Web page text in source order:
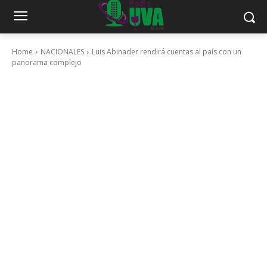
Home NACIONALES
Luis Abinader rendirá cuentas al país con un
panorama complejo